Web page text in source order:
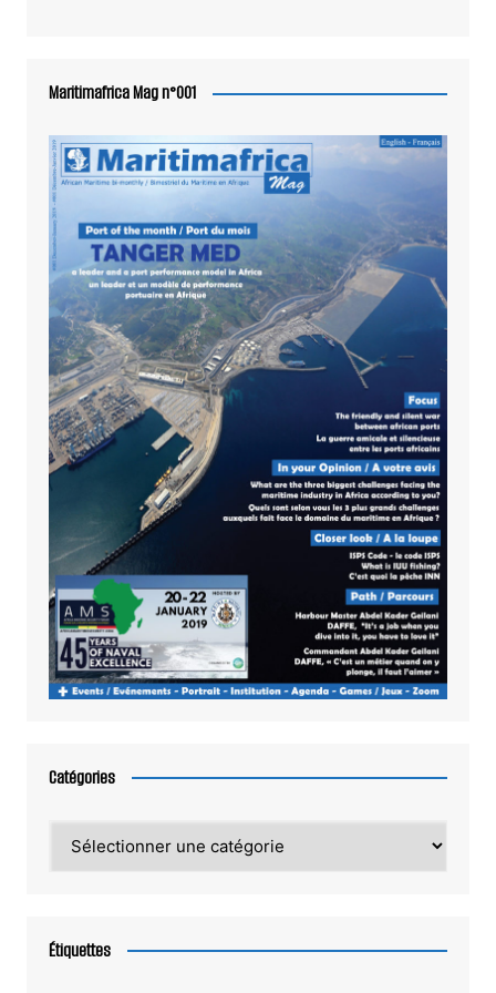
Maritimafrica Mag n°001
Catégories
Étiquettes